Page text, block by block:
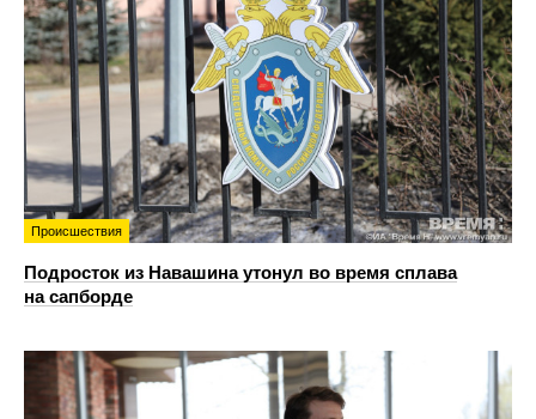
Происшествия
Подросток из Навашина утонул во время сплава
на сапборде